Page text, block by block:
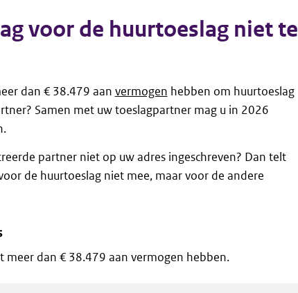
voor de huurtoeslag niet te
dan € 38.479 aan vermogen hebben om huurtoeslag
Samen met uw toeslagpartner mag u in 2026
partner niet op uw adres ingeschreven? Dan telt
de huurtoeslag niet mee, maar voor de andere
meer dan € 38.479 aan vermogen hebben.